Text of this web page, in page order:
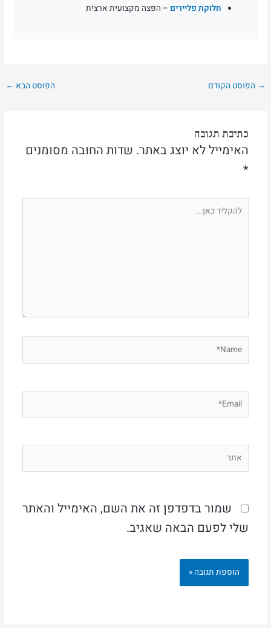
חלוקת פליירים – הפצה מקצועית ארצית
→ הפוסט הקודם הפוסט הבא ←
כתיבת תגובה
האימייל לא יוצג באתר. שדות החובה מסומנים
*
כאן...
Name*
Email*
אתר
שמור בדפדפן זה את השם, האימייל והאתר
שלי לפעם הבאה שאגיב.